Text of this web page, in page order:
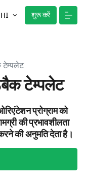
HI शुरू करें
टेम्पलेट
टेम्पलेट
प्रोग्राम को
की प्रभावशीलता
की अनुमति देता है।